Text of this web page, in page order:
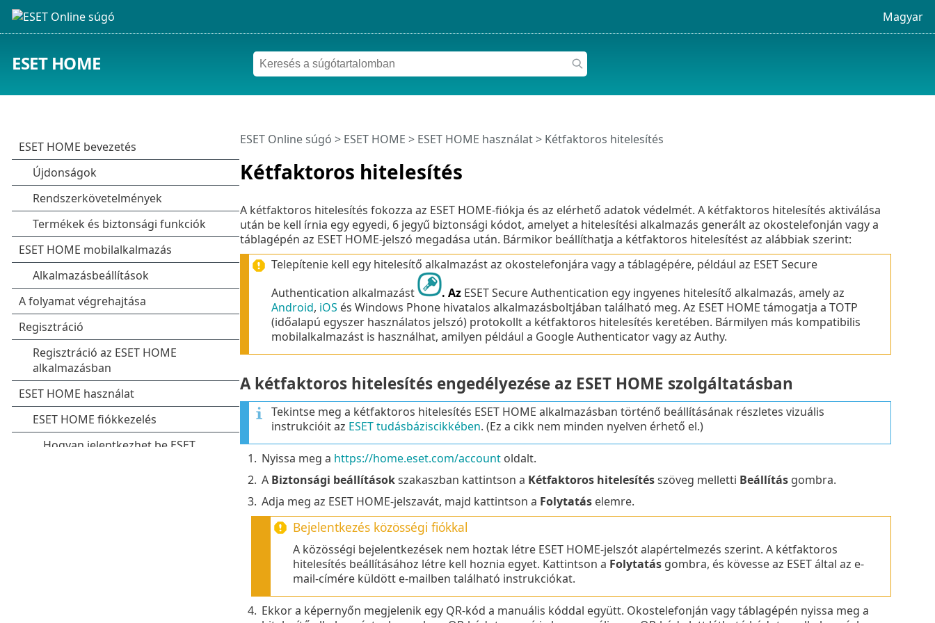
Magyar
ESET HOME
Kétfaktoros hitelesítés
ESET Online súgó > ESET HOME > ESET HOME használat> Kétfaktoros hitelesítés
A kétfaktoros hitelesítés fokozza az ESET HOME-fiókja és az elérhető adatok védelmét. A kétfaktoros hitelesítés aktiválása
után be kell írnia egy egyedi, 6 jegyű biztonsági kódot, amelyet a hitelesítési alkalmazás generált az okostelefonján vagy a
táblagépén az ESET HOME-jelszó megadása után. Bármikor beállíthatja a kétfaktoros hitelesítést az alábbiak szerint:
Telepítenie kell egy hitelesítő alkalmazást az okostelefonjára vagy a táblagépére, például az ESET Secure
Authentication alkalmazást
. Az ESET Secure Authentication egy ingyenes hitelesítő alkalmazás, amely az
Android, iOS és Windows Phone hivatalos alkalmazásboltjában található meg. Az ESET HOME támogatja a TOTP
(időalapú egyszer használatos jelszó) protokollt a kétfaktoros hitelesítés keretében. Bármilyen más kompatibilis
mobilalkalmazást is használhat, amilyen például a Google Authenticator vagy az Authy.
A kétfaktoros hitelesítés engedélyezése az ESET HOME szolgáltatásban
Tekintse meg a kétfaktoros hitelesítés ESET HOME alkalmazásban történő beállításának részletes vizuális
instrukcióit az ESET tudásbáziscikkében. (Ez a cikk nem minden nyelven érhető el.)
1. Nyissa meg a https://home.eset.com/accountoldalt.
2. A Biztonsági beállításokszakaszban kattintson a Kétfaktoros hitelesítésszöveg melletti Beállításgombra.
3. Adja meg az ESET HOME-jelszavát, majd kattintson a Folytatáselemre.
Bejelentkezés közösségi fiókkal
A közösségi bejelentkezések nem hoztak létre ESET HOME-jelszót alapértelmezés szerint. A kétfaktoros
hitelesítés beállításához létre kell hoznia egyet. Kattintson a Folytatásgombra, és kövesse az ESET által az e-
mail-címére küldött e-mailben található instrukciókat.
4. Ekkor a képernyőn megjelenik egy QR-kód a manuális kóddal együtt. Okostelefonján vagy táblagépén nyissa meg a